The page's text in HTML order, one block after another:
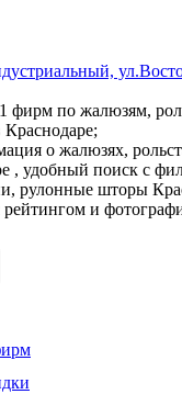
фирм по жалюзям,
о жалюзях,
, удобный поиск с
рулонные шторы
и